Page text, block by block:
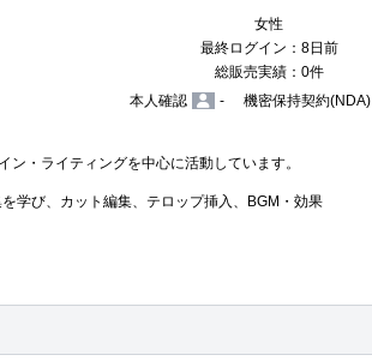
女性
最終ログイン：8日前
総販売実績：0件
本人確認
- 機密保持契約(NDA)
・ライティングを中心に活動しています。
学び、カット編集、テロップ挿入、BGM・効果